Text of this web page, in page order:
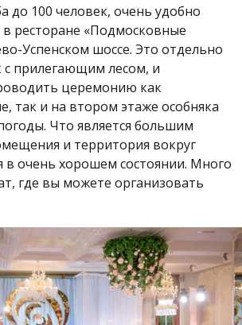
до 100 человек, очень удобно
в ресторане «Подмосковные
Успенском шоссе. Это отдельно
с прилегающим лесом, и
церемонию как
так и на втором этаже особняка
Что является большим
и территория вокруг
очень хорошем состоянии. Много
где вы можете организовать